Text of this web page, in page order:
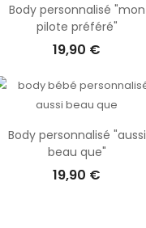
Body personnalisé "mon
pilote préféré"
19,90 €
Body personnalisé "aussi
beau que"
19,90 €